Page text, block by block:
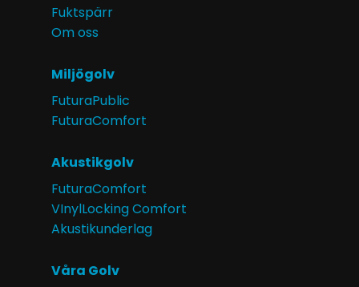
Fuktspärr
Om oss
Miljögolv
FuturaPublic
FuturaComfort
Akustikgolv
FuturaComfort
VInylLocking Comfort
Akustikunderlag
Våra Golv